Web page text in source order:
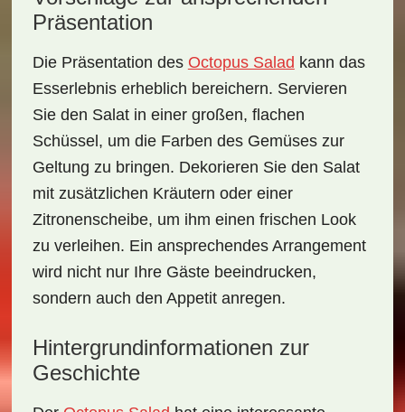
Präsentation
Die Präsentation des Octopus Salad kann das
Esserlebnis erheblich bereichern. Servieren
Sie den Salat in einer großen, flachen
Schüssel, um die Farben des Gemüses zur
Geltung zu bringen. Dekorieren Sie den Salat
mit zusätzlichen Kräutern oder einer
Zitronenscheibe, um ihm einen frischen Look
zu verleihen. Ein ansprechendes Arrangement
wird nicht nur Ihre Gäste beeindrucken,
sondern auch den Appetit anregen.
Hintergrundinformationen zur
Geschichte